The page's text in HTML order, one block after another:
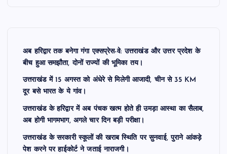
अब हरिद्वार तक बनेगा गंगा एक्सप्रेस-वे: उत्तराखंड और उत्तर प्रदेश के
बीच हुआ समझौता, दोनों राज्यों की भूमिका तय।
उत्तराखंड में 15 अगस्त को अंधेरे से मिलेगी आजादी, चीन से 35 KM
दूर बसे भारत के ये गांव।
उत्तराखंड के हरिद्वार में अब पंचक खत्म होते ही उमड़ा आस्था का सैलाब,
अब होगी भागमभाग, अगले चार दिन बड़ी परीक्षा।
उत्तराखंड के सरकारी स्कूलों की खराब स्थिति पर सुनवाई, पुराने आंकड़े
पेश करने पर हाईकोर्ट ने जताई नाराजगी।